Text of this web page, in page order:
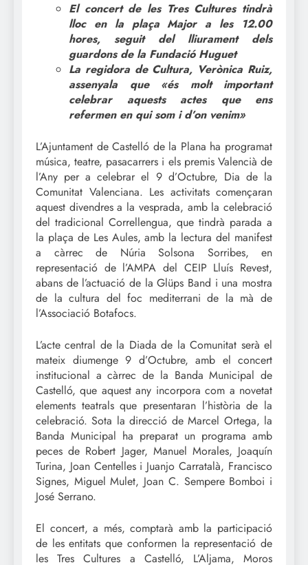
El concert de les Tres Cultures tindrà
lloc en la plaça Major a les 12.00
hores, seguit del lliurament dels
guardons de la Fundació Huguet
La regidora de Cultura, Verònica Ruiz,
assenyala que «és molt important
celebrar aquests actes que ens
refermen en qui som i d’on venim»
L’Ajuntament de Castelló de la Plana ha programat
música, teatre, pasacarrers i els premis Valencià de
l’Any per a celebrar el 9 d’Octubre, Dia de la
Comunitat Valenciana. Les activitats començaran
aquest divendres a la vesprada, amb la celebració
del tradicional Correllengua, que tindrà parada a
la plaça de Les Aules, amb la lectura del manifest
a càrrec de Núria Solsona Sorribes, en
representació de l’AMPA del CEIP Lluís Revest,
abans de l’actuació de la Glüps Band i una mostra
de la cultura del foc mediterrani de la mà de
l’Associació Botafocs.
L’acte central de la Diada de la Comunitat serà el
mateix diumenge 9 d’Octubre, amb el concert
institucional a càrrec de la Banda Municipal de
Castelló, que aquest any incorpora com a novetat
elements teatrals que presentaran l’història de la
celebració. Sota la direcció de Marcel Ortega, la
Banda Municipal ha preparat un programa amb
peces de Robert Jager, Manuel Morales, Joaquín
Turina, Joan Centelles i Juanjo Carratalà, Francisco
Signes, Miguel Mulet, Joan C. Sempere Bomboi i
José Serrano.
El concert, a més, comptarà amb la participació
de les entitats que conformen la representació de
les Tres Cultures a Castelló, L’Aljama, Moros